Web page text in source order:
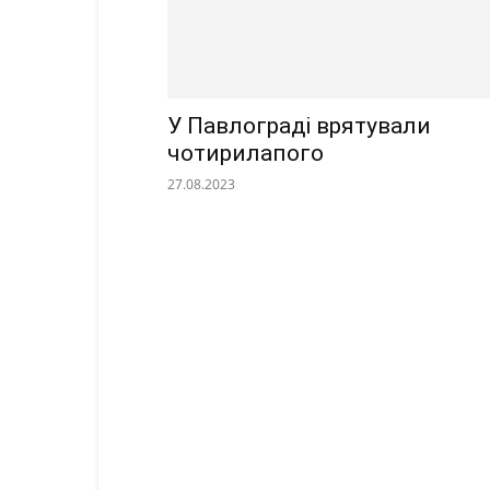
У Павлограді врятували
чотирилапого
27.08.2023